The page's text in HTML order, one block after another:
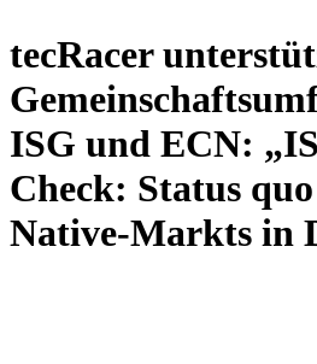
tecRacer
ISG und ECN:
Check: Status
Native-Markts in